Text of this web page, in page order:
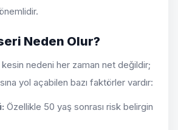
Neden Olur?
nedeni her zaman net değildir;
yol açabilen bazı faktörler vardır:
Özellikle 50 yaş sonrası risk belirgin